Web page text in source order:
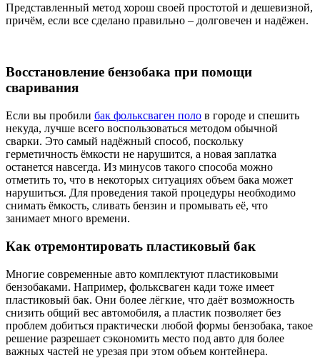
Представленный метод хорош своей простотой и дешевизной,
причём, если все сделано правильно – долговечен и надёжен.
Восстановление бензобака при помощи
сваривания
Если вы пробили бак фольксваген поло в городе и спешить
некуда, лучше всего воспользоваться методом обычной
сварки. Это самый надёжный способ, поскольку
герметичность ёмкости не нарушится, а новая заплатка
останется навсегда. Из минусов такого способа можно
отметить то, что в некоторых ситуациях объем бака может
нарушиться. Для проведения такой процедуры необходимо
снимать ёмкость, сливать бензин и промывать её, что
занимает много времени.
Как отремонтировать пластиковый бак
Многие современные авто комплектуют пластиковыми
бензобаками. Например, фольксваген кади тоже имеет
пластиковый бак. Они более лёгкие, что даёт возможность
снизить общий вес автомобиля, а пластик позволяет без
проблем добиться практически любой формы бензобака, такое
решение разрешает сэкономить место под авто для более
важных частей не урезая при этом объем контейнера.